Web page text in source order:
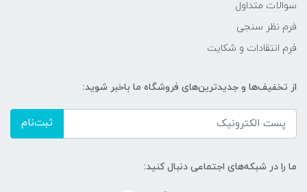
سوالات متداول
فرم نظر سنجی
فرم انتقادات و شکایت
از تخفیف‌ها و جدیدترین‌های فروشگاه ما باخبر شوید:
ثبت‌نام
ما را در شبکه‌های اجتماعی دنبال کنید: